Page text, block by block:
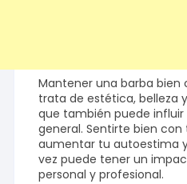
Mantener una barba bien
trata de estética, belleza
que también puede
general. Sentirte bien
aumentar tu autoestima
vez puede tener un
personal y profesional.